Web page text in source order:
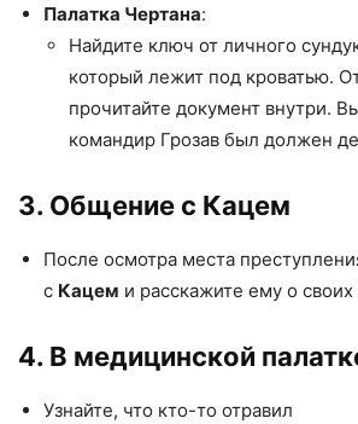
Палатка Чертана:
Найдите ключ от личного
который лежит под кроватью.
прочитайте документ внутри.
командир Грозав был должен
3. Общение с Кацем
После осмотра места
с Кацем и расскажите ему о своих
4. В медицинской
Узнайте, что кто-то отравил